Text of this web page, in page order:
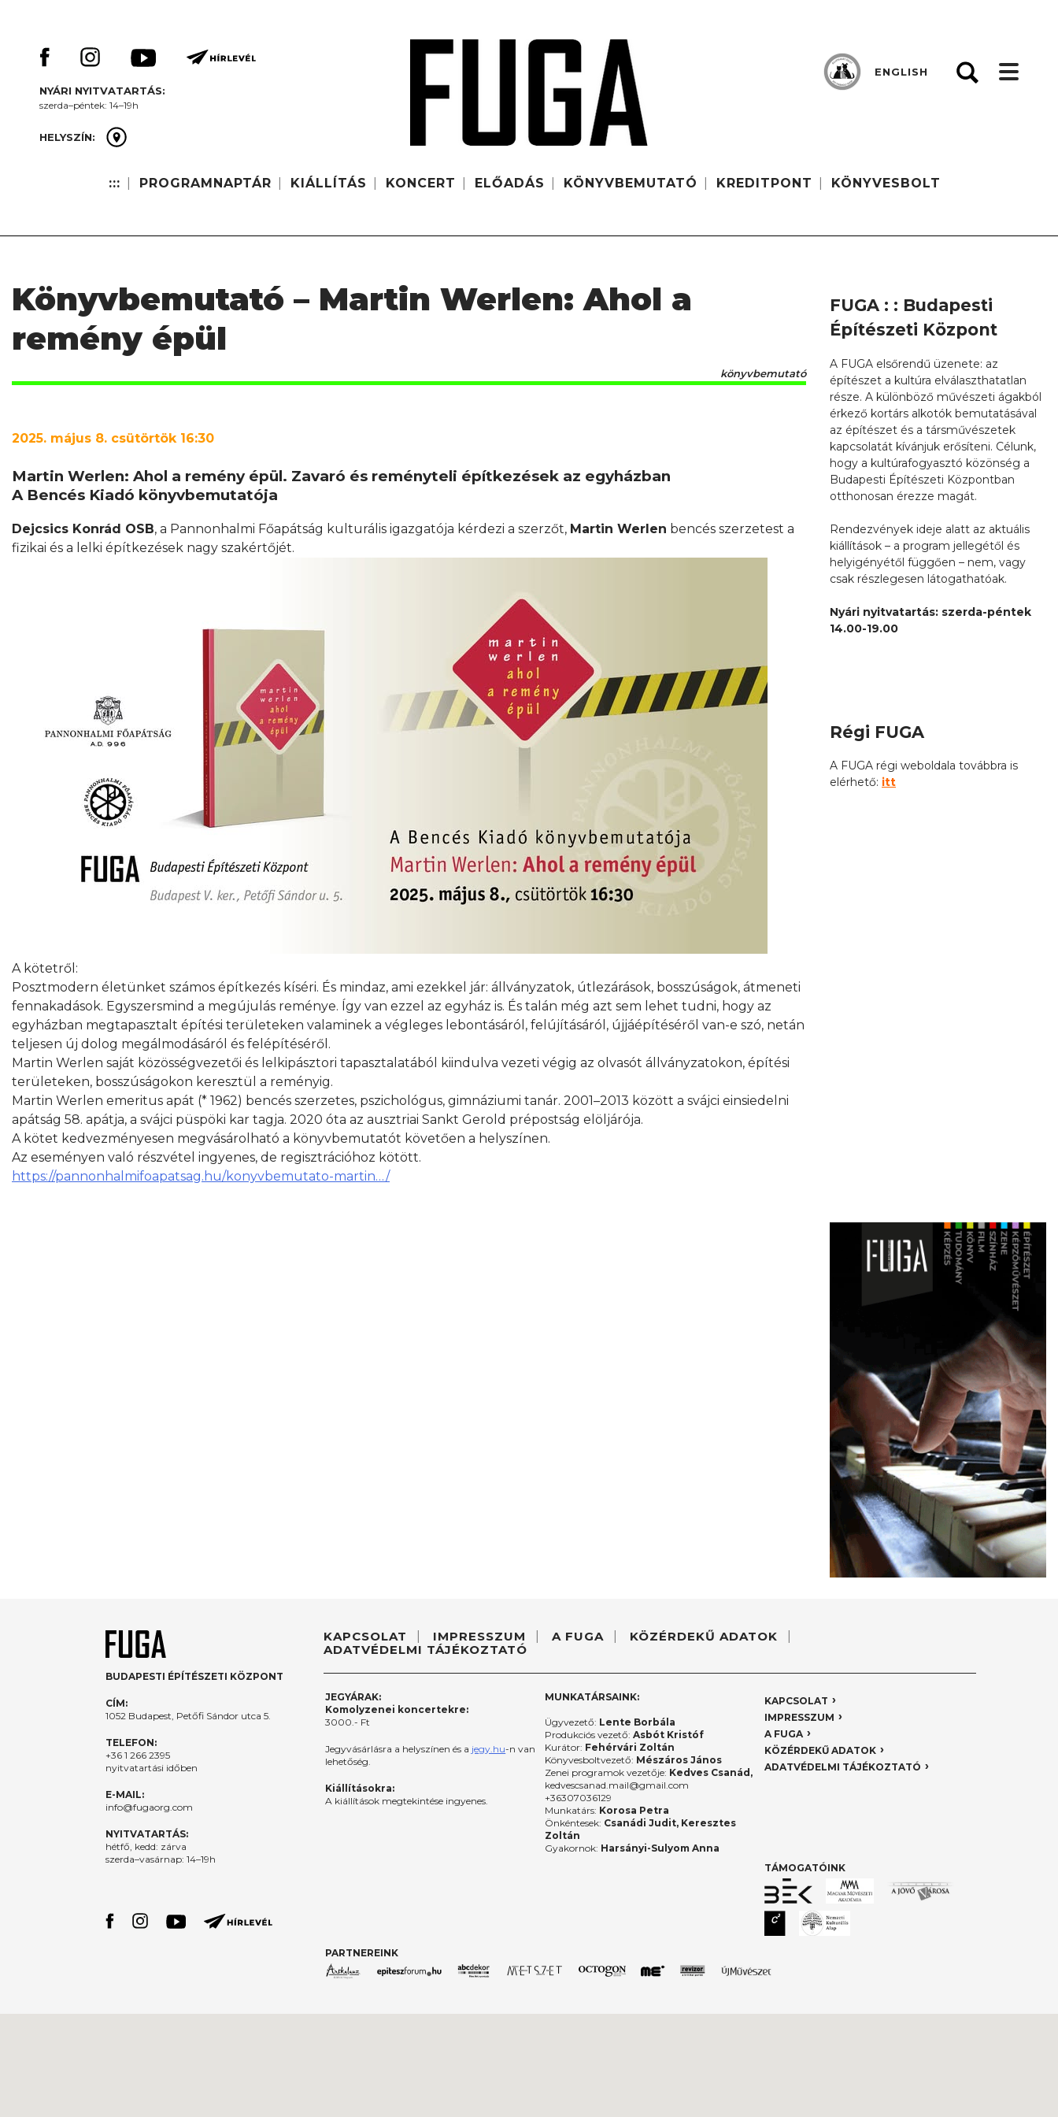
NYÁRI NYITVATARTÁS:
szerda–péntek: 14–19h
HELYSZÍN:
::: PROGRAMNAPTÁR KIÁLLÍTÁS KONCERT ELŐADÁS KÖNYVBEMUTATÓ KREDITPONT KÖNYVESBOLT
ENGLISH
Könyvbemutató – Martin Werlen: Ahol a
remény épül
könyvbemutató
2025. május 8. csütörtök 16:30
Martin Werlen: Ahol a remény épül. Zavaró és reményteli építkezések az egyházban
A Bencés Kiadó könyvbemutatója
Dejcsics Konrád OSB, a Pannonhalmi Főapátság kulturális igazgatója kérdezi a szerzőt, Martin Werlen bencés szerzetest a
fizikai és a lelki építkezések nagy szakértőjét.
A kötetről:
Posztmodern életünket számos építkezés kíséri. És mindaz, ami ezekkel jár: állványzatok, útlezárások, bosszúságok, átmeneti
fennakadások. Egyszersmind a megújulás reménye. Így van ezzel az egyház is. És talán még azt sem lehet tudni, hogy az
egyházban megtapasztalt építési területeken valaminek a végleges lebontásáról, felújításáról, újjáépítéséről van-e szó, netán
teljesen új dolog megálmodásáról és felépítéséről.
Martin Werlen saját közösségvezetői és lelkipásztori tapasztalatából kiindulva vezeti végig az olvasót állványzatokon, építési
területeken, bosszúságokon keresztül a reményig.
Martin Werlen emeritus apát (* 1962) bencés szerzetes, pszichológus, gimnáziumi tanár. 2001–2013 között a svájci einsiedelni
apátság 58. apátja, a svájci püspöki kar tagja. 2020 óta az ausztriai Sankt Gerold prépostság elöljárója.
A kötet kedvezményesen megvásárolható a könyvbemutatót követően a helyszínen.
Az eseményen való részvétel ingyenes, de regisztrációhoz kötött.
https://pannonhalmifoapatsag.hu/konyvbemutato-martin…/
FUGA : : Budapesti
Építészeti Központ
A FUGA elsőrendű üzenete: az
építészet a kultúra elválaszthatatlan
része. A különböző művészeti ágakból
érkező kortárs alkotók bemutatásával
az építészet és a társművészetek
kapcsolatát kívánjuk erősíteni. Célunk,
hogy a kultúrafogyasztó közönség a
Budapesti Építészeti Központban
otthonosan érezze magát.
Rendezvények ideje alatt az aktuális
kiállítások – a program jellegétől és
helyigényétől függően – nem, vagy
csak részlegesen látogathatóak.
Nyári nyitvatartás: szerda-péntek
14.00-19.00
Régi FUGA
A FUGA régi weboldala továbbra is
elérhető: itt
BUDAPESTI ÉPÍTÉSZETI KÖZPONT
CÍM:
1052 Budapest, Petőfi Sándor utca 5.
TELEFON:
+36 1 266 2395
nyitvatartási időben
E-MAIL:
info@fugaorg.com
NYITVATARTÁS:
hétfő, kedd: zárva
szerda–vasárnap: 14–19h
KAPCSOLAT IMPRESSZUM A FUGA
KÖZÉRDEKŰ ADATOK
ADATVÉDELMI TÁJÉKOZTATÓ
JEGYÁRAK:
Komolyzenei koncertekre:
3000.- Ft
Jegyvásárlásra a helyszínen és a jegy.hu-n van
lehetőség.
Kiállításokra:
A kiállítások megtekintése ingyenes.
MUNKATÁRSAINK:
Ügyvezető: Lente Borbála
Produkciós vezető: Asbót Kristóf
Kurátor: Fehérvári Zoltán
Könyvesboltvezető: Mészáros János
Zenei programok vezetője: Kedves Csanád,
kedvescsanad.mail@gmail.com
+36307036129
Munkatárs: Korosa Petra
Önkéntesek: Csanádi Judit, Keresztes
Zoltán
Gyakornok: Harsányi-Sulyom Anna
KAPCSOLAT
IMPRESSZUM
A FUGA
KÖZÉRDEKŰ ADATOK
ADATVÉDELMI TÁJÉKOZTATÓ
TÁMOGATÓINK
PARTNEREINK